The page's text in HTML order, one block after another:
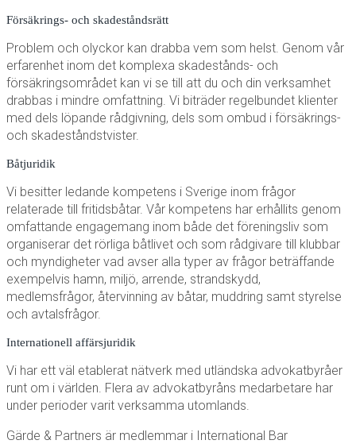
Försäkrings- och skadeståndsrätt
Problem och olyckor kan drabba vem som helst. Genom vår
erfarenhet inom det komplexa skadestånds- och
försäkringsområdet kan vi se till att du och din verksamhet
drabbas i mindre omfattning. Vi biträder regelbundet klienter
med dels löpande rådgivning, dels som ombud i försäkrings-
och skadeståndstvister.
Båtjuridik
Vi besitter ledande kompetens i Sverige inom frågor
relaterade till fritidsbåtar. Vår kompetens har erhållits genom
omfattande engagemang inom både det föreningsliv som
organiserar det rörliga båtlivet och som rådgivare till klubbar
och myndigheter vad avser alla typer av frågor beträffande
exempelvis hamn, miljö, arrende, strandskydd,
medlemsfrågor, återvinning av båtar, muddring samt styrelse
och avtalsfrågor.
Internationell affärsjuridik
Vi har ett väl etablerat nätverk med utländska advokatbyråer
runt om i världen. Flera av advokatbyråns medarbetare har
under perioder varit verksamma utomlands.
Gärde & Partners är medlemmar i International Bar